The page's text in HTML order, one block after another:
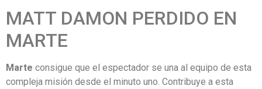
MATT DAMON PERDIDO EN
MARTE
Marte consigue que el espectador se una al equipo de esta
compleja misión desde el minuto uno. Contribuye a esta